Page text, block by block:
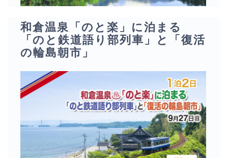
和倉温泉「のと楽」に泊まる
「のと鉄道語り部列車」と「復活
の輪島朝市」